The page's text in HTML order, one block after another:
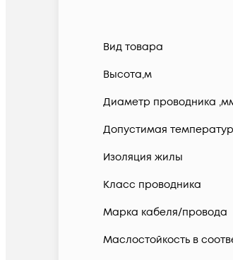
Вид товара
Высота,м
Диаметр проводника
Допустимая
Изоляция жилы
Класс проводника
Марка кабеля/провода
Маслостойкость в